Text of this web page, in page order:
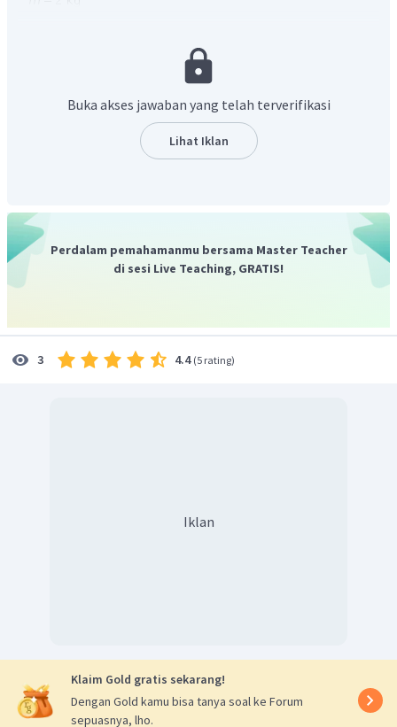
"Sepertinya ada kesalahan di bagian ini sehingga tidak
ada jawaban yang sesuai"
Buka akses jawaban yang telah terverifikasi
Lihat Iklan
Perdalam pemahamanmu bersama Master Teacher
di sesi Live Teaching, GRATIS!
3 4.4 (5 rating)
Iklan
Klaim Gold gratis sekarang!
Dengan Gold kamu bisa tanya soal ke Forum
sepuasnya, lho.